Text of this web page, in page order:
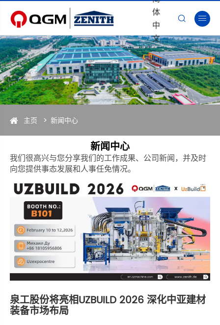
体
中
文
 
主页 新闻中心
新闻中心
我们很高兴与您分享我们的工作成果、公司新闻，并及时
向您提供事态发展和人事任免情况。
泉工股份将亮相UZBUILD 2026 深化中亚建材
装备市场布局